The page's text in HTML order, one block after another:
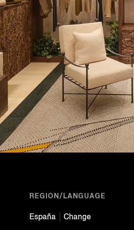
REGION/LANGUAGE
España Change